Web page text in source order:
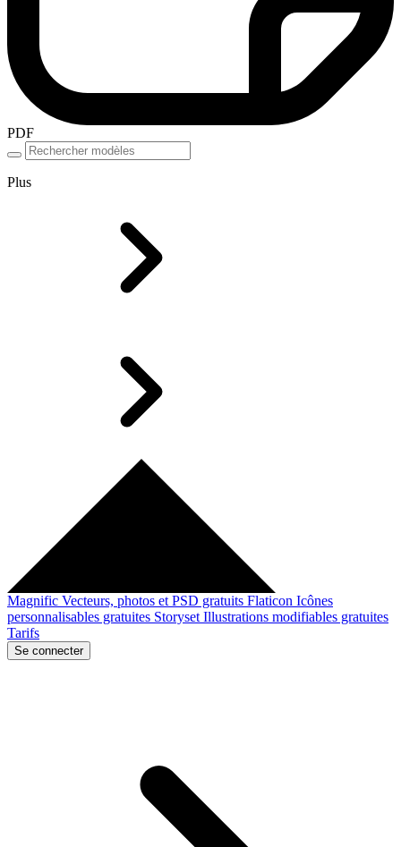
PDF
Plus
Magnific Vecteurs, photos et PSD gratuits Flaticon Icônes
personnalisables gratuites Storyset Illustrations modifiables gratuites
Tarifs
Se connecter